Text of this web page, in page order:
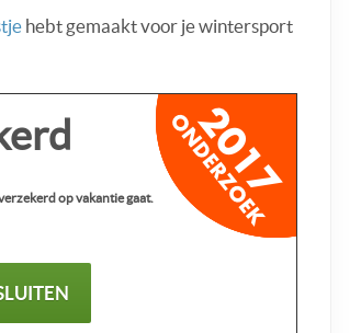
hebt gemaakt voor je wintersport
op vakantie gaat.